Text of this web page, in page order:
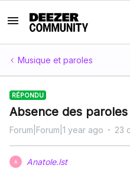
Musique et paroles
RÉPONDU
Absence des paroles
Forum|Forum|1 year ago 23
A Anatole.lst